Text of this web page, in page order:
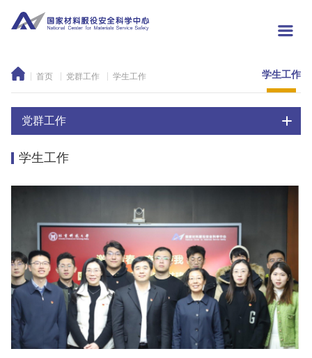
首页 党群工作 学生工作 学生工作
党群工作
学生工作